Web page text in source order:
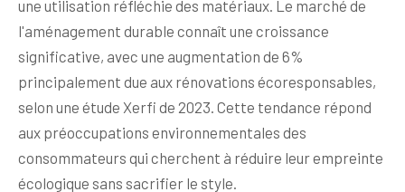
une utilisation réfléchie des matériaux. Le marché de
l'aménagement durable connaît une croissance
significative, avec une augmentation de 6%
principalement due aux rénovations écoresponsables,
selon une étude Xerfi de 2023. Cette tendance répond
aux préoccupations environnementales des
consommateurs qui cherchent à réduire leur empreinte
écologique sans sacrifier le style.